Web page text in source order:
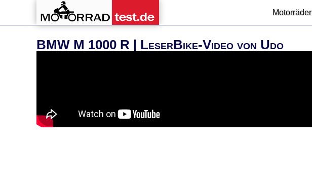
Motorräder
BMW M 1000 R | LeserBike-Video von Udo